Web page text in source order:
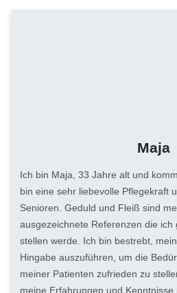
Maja
Ich bin Maja, 33 Jahre alt und
bin eine sehr liebevolle Pflegekraft
Senioren. Geduld und Fleiß sind
ausgezeichnete Referenzen die ich
stellen werde. Ich bin bestrebt,
Hingabe auszuführen, um die
meiner Patienten zufrieden zu
meine Erfahrungen und